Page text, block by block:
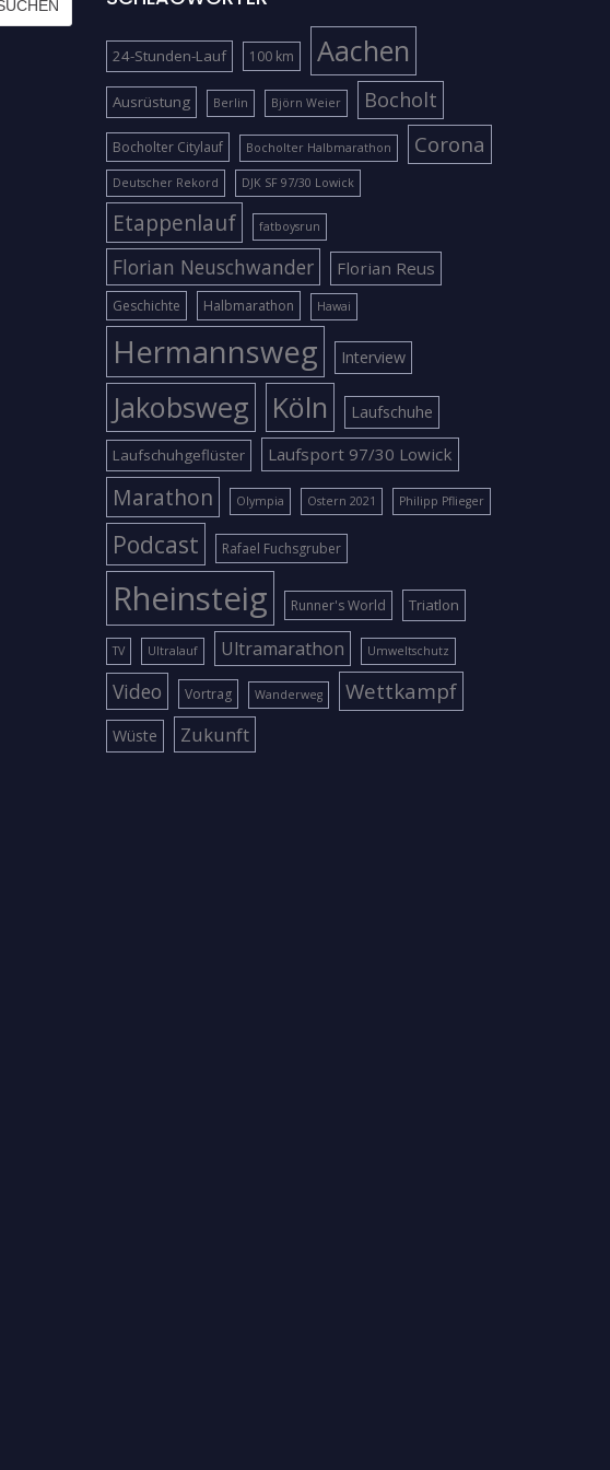
24-Stunden-Lauf 100 km Aachen
Ausrüstung Berlin Björn Weier Bocholt
Bocholter Citylauf Bocholter Halbmarathon Corona
Deutscher Rekord DJK SF 97/30 Lowick
Etappenlauf fatboysrun
Florian Neuschwander Florian Reus
Geschichte Halbmarathon Hawai
Hermannsweg Interview
Jakobsweg Köln Laufschuhe
Laufschuhgeflüster Laufsport 97/30 Lowick
Marathon Olympia Ostern 2021 Philipp Pflieger
Podcast Rafael Fuchsgruber
Rheinsteig Runner's World Triatlon
TV Ultralauf Ultramarathon Umweltschutz
Video Vortrag Wanderweg Wettkampf
Wüste Zukunft